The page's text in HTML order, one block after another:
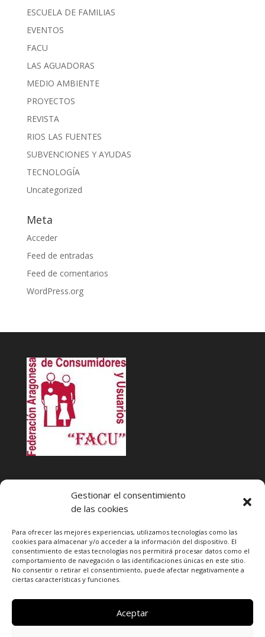
Gestionar el consentimiento
de las cookies
Para ofrecer las mejores experiencias, utilizamos tecnologías como las
cookies para almacenar y/o acceder a la información del dispositivo. El
consentimiento de estas tecnologías nos permitirá procesar datos como el
comportamiento de navegación o las identificaciones únicas en este sitio.
No consentir o retirar el consentimiento, puede afectar negativamente a
ciertas características y funciones.
Aceptar
ESCUELA DE FAMILIAS
EVENTOS
FACU
LAS AGUADORAS
MEDIO AMBIENTE
PROYECTOS
REVISTA
RIOS LAS FUENTES
SUBVENCIONES Y AYUDAS
TECNOLOGÍA
Uncategorized
Meta
Acceder
Feed de entradas
Feed de comentarios
WordPress.org
MARTES Y JUEVES de17:00 a 20 horas
Teléfono de contacto976 13 47 92
Federación Aragonesa Consumidores y Usuarios. FACU
Calle Leopoldo Romeo, 30 local